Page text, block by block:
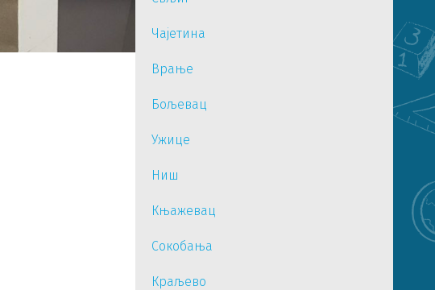
Чајетина
Врање
Бољевац
Ужице
Ниш
Књажевац
Сокобања
Краљево